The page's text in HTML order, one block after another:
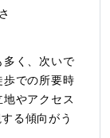
多く、次いで
歩での所要時
やアクセス
る傾向がう